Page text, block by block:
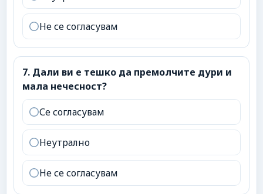
Не се согласувам
7. Дали ви е тешко да премолчите дури и мала
7. Дали ви е тешко да премолчите дури и
мала нечесност?
Се согласувам
Неутрално
Не се согласувам